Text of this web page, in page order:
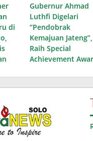
di
Gubernur Ahmad
Luthfi Digelari
“Pendobrak
Kemajuan Jateng”,
Raih Special
Achievement